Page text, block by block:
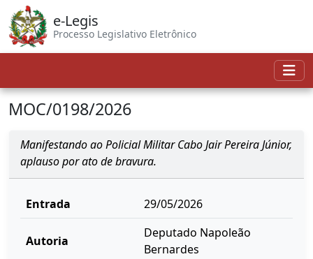
e-Legis
Processo Legislativo Eletrônico
MOC/0198/2026
Manifestando ao Policial Militar Cabo Jair Pereira Júnior,
aplauso por ato de bravura.
Entrada 29/05/2026
Autoria
Deputado Napoleão
Bernardes